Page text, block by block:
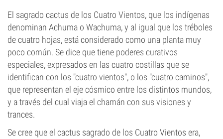
El sagrado cactus de los Cuatro Vientos, que los indígenas
denominan Achuma o Wachuma, y al igual que los tréboles
de cuatro hojas, está considerado como una planta muy
poco común. Se dice que tiene poderes curativos
especiales, expresados en las cuatro costillas que se
identifican con los "cuatro vientos", o los "cuatro caminos",
que representan el eje cósmico entre los distintos mundos,
y a través del cual viaja el chamán con sus visiones y
trances.
Se cree que el cactus sagrado de los Cuatro Vientos era,